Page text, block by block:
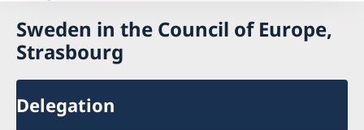
Sweden in the Council of Europe,
Strasbourg
Delegation